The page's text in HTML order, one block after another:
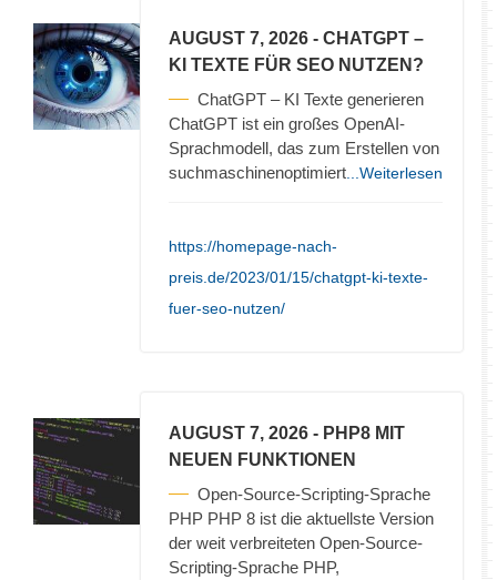
AUGUST 7, 2026 - CHATGPT –
KI TEXTE FÜR SEO NUTZEN?
ChatGPT – KI Texte generieren
ChatGPT ist ein großes OpenAI-
Sprachmodell, das zum Erstellen von
suchmaschinenoptimiert ...Weiterlesen
https://homepage-nach-
preis.de/2023/01/15/chatgpt-ki-texte-
fuer-seo-nutzen/
AUGUST 7, 2026 - PHP8 MIT
NEUEN FUNKTIONEN
Open-Source-Scripting-Sprache
PHP PHP 8 ist die aktuellste Version
der weit verbreiteten Open-Source-
Scripting-Sprache PHP,